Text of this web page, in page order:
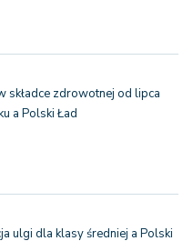
składce zdrowotnej od lipca
a Polski Ład
ulgi dla klasy średniej a Polski